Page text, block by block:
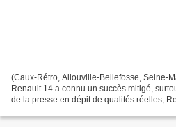
(Caux-Rétro, Allouville-Bellefosse, Seine-
Renault 14 a connu un succès mitigé,
de la presse en dépit de qualités réelles,